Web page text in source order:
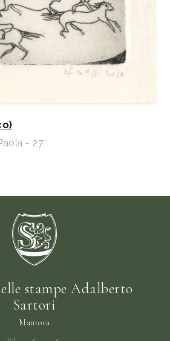
- 27
stampe Adalberto
Sartori
Mantova